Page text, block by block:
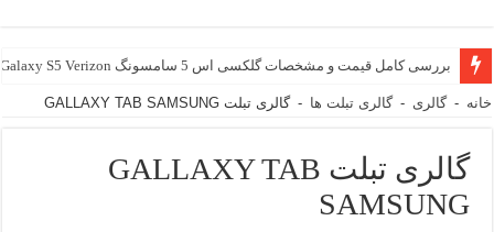
بررسی کامل قیمت و مشخصات گلکسی اس 5 سامسونگ Samsung Galaxy S5 Verizon
خانه - گالری - گالری تبلت ها - گالری تبلت GALLAXY TAB SAMSUNG
گالری تبلت GALLAXY TAB
SAMSUNG